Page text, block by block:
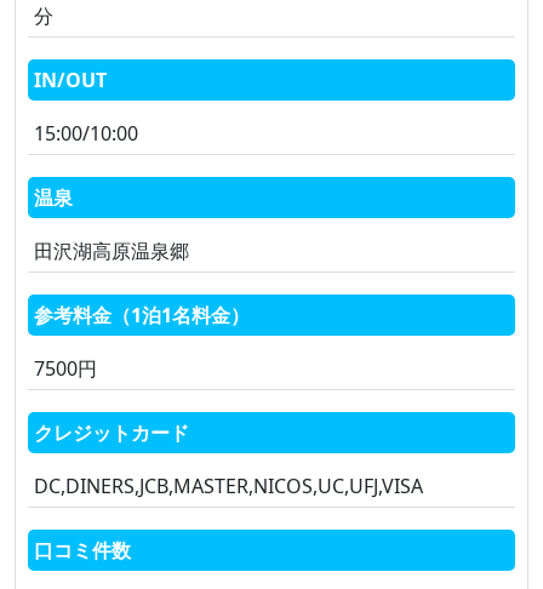
分
IN/OUT
15:00/10:00
温泉
田沢湖高原温泉郷
参考料金（1泊1名料金）
7500円
クレジットカード
DC,DINERS,JCB,MASTER,NICOS,UC,UFJ,VISA
口コミ件数